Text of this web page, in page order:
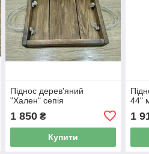
Піднос дерев'яний
"Хален" сепія
1 850₴
Купити
44"
1